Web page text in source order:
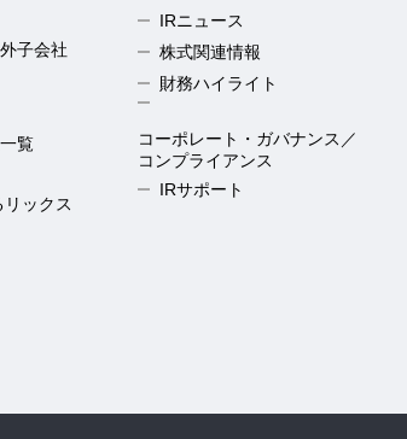
子会社
覧
リックス
IRニュース
株式関連情報
財務ハイライト
コーポレート・ガバナンス／
コンプライアンス
IRサポート